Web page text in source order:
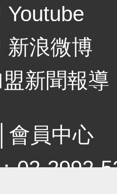
Youtube
新浪微博
新聞報導
會員中心
02-2992-